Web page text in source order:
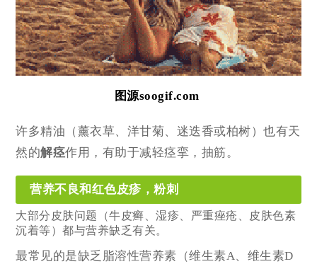
图源soogif.com
许多精油（薰衣草、洋甘菊、迷迭香或柏树）也有天
然的解痉作用，有助于减轻痉挛，抽筋。
营养不良和红色皮疹，粉刺
大部分皮肤问题（牛皮癣、湿疹、严重痤疮、皮肤色素
沉着等）都与营养缺乏有关。
最常见的是缺乏脂溶性营养素（维生素A、维生素D